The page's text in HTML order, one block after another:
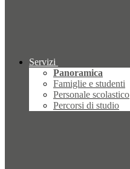
Servizi
Panoramica
Famiglie e studenti
Personale scolastico
Percorsi di studio